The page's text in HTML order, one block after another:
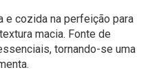
e cozida na perfeição para
macia. Fonte de
tornando-se uma